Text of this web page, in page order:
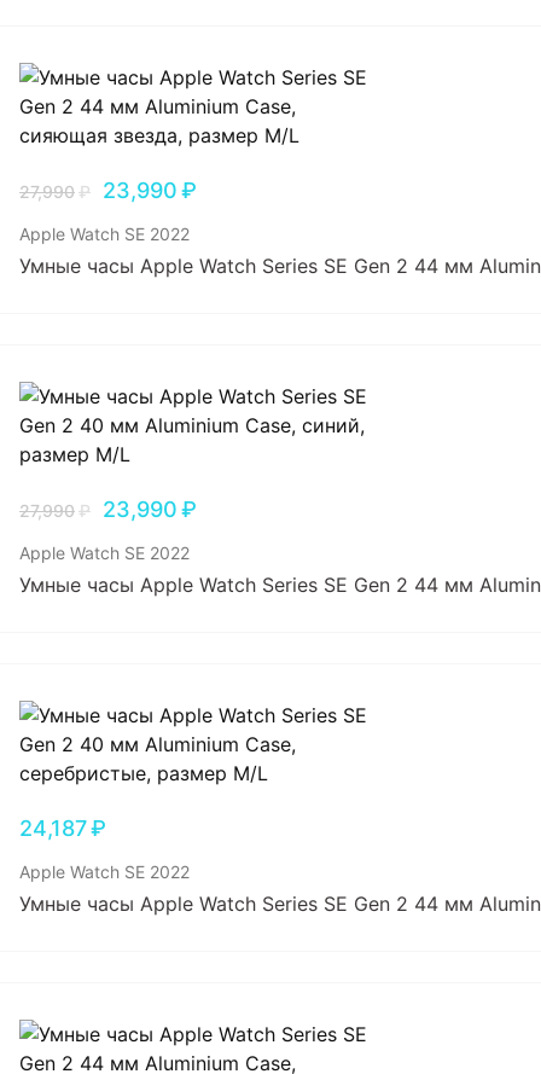
27,990₽ 23,990₽
Apple Watch SE 2022
Умные часы Apple Watch Series SE Gen 2 44 мм
27,990₽ 23,990₽
Apple Watch SE 2022
Умные часы Apple Watch Series SE Gen 2 44 мм
24,187₽
Apple Watch SE 2022
Умные часы Apple Watch Series SE Gen 2 44 мм